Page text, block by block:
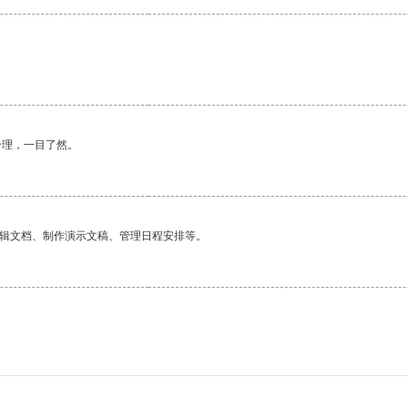
，一目了然。
档、制作演示文稿、管理日程安排等。